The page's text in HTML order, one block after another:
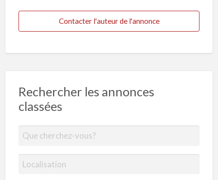
Contacter l'auteur de l'annonce
Rechercher les annonces
classées